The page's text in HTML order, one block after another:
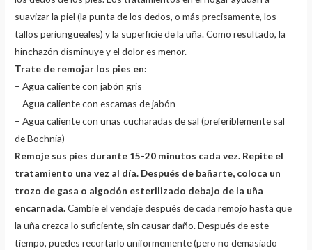
suavizar la piel (la punta de los dedos, o más precisamente, los
tallos periungueales) y la superficie de la uña. Como resultado, la
hinchazón disminuye y el dolor es menor.
Trate de remojar los pies en:
– Agua caliente con jabón gris
– Agua caliente con escamas de jabón
– Agua caliente con unas cucharadas de sal (preferiblemente sal
de Bochnia)
Remoje sus pies durante 15-20 minutos cada vez. Repite el
tratamiento una vez al día. Después de bañarte, coloca un
trozo de gasa o algodón esterilizado debajo de la uña
encarnada.Cambie el vendaje después de cada remojo hasta que
la uña crezca lo suficiente, sin causar daño. Después de este
tiempo, puedes recortarlo uniformemente (pero no demasiado